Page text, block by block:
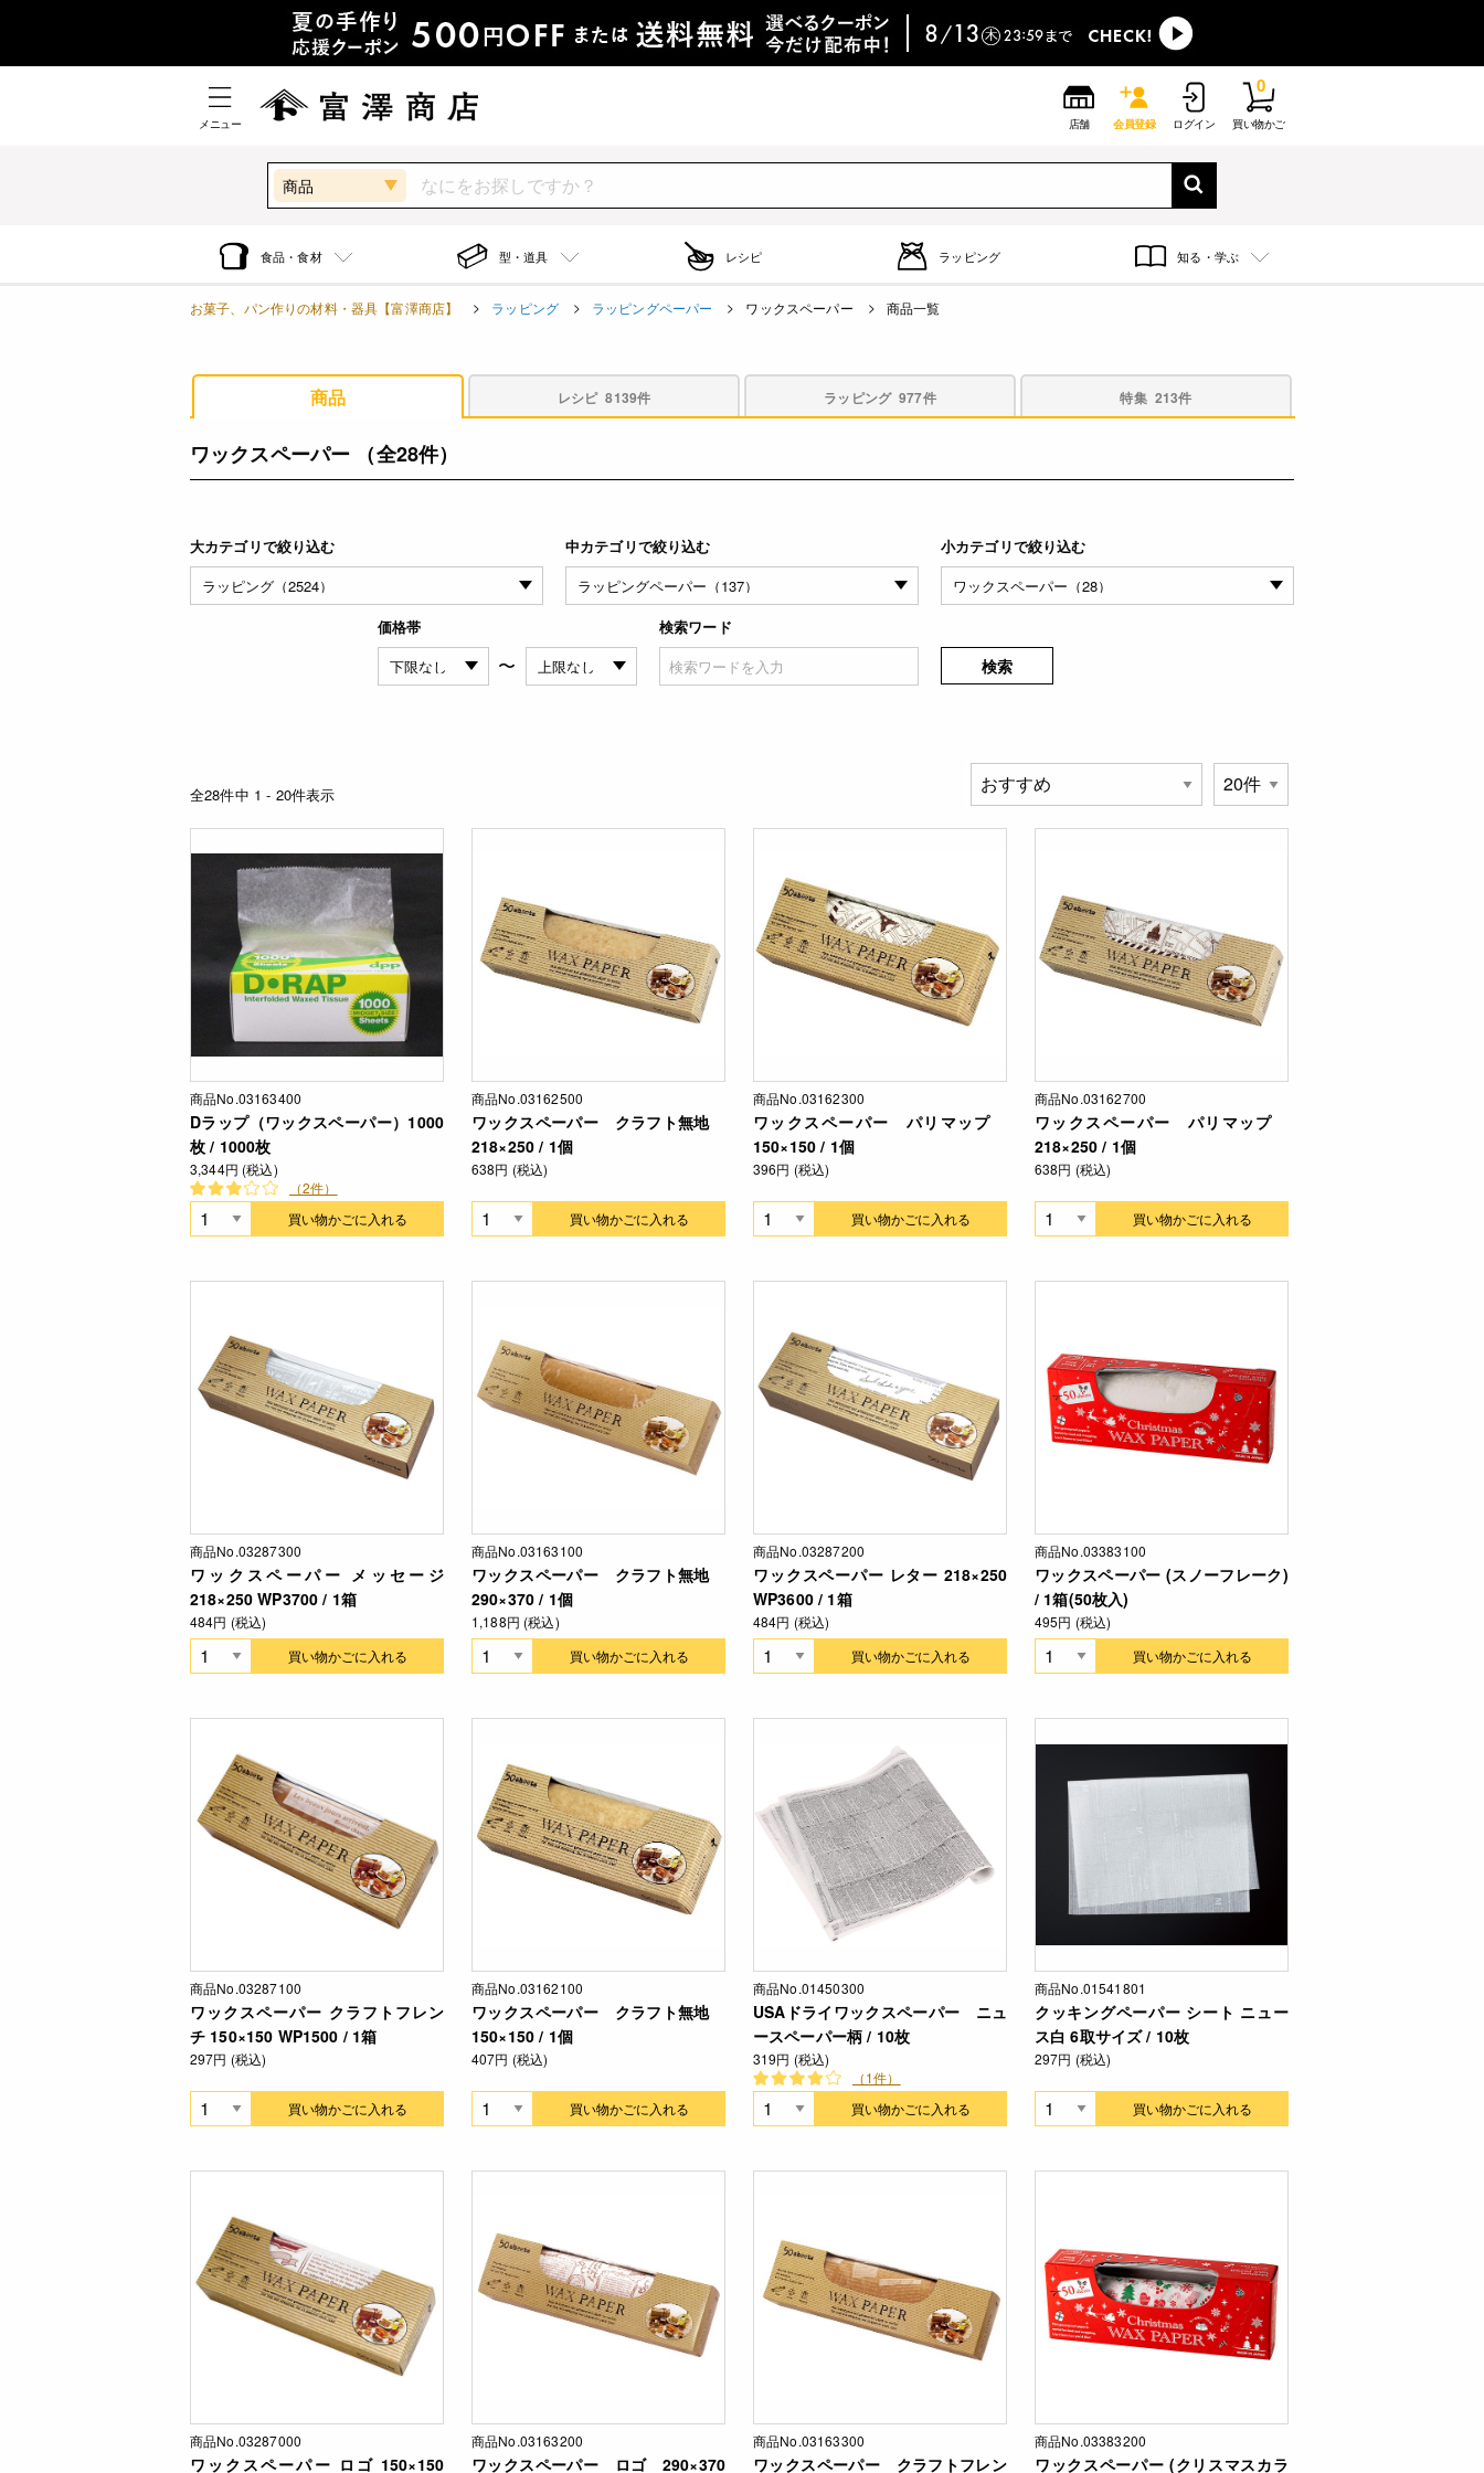
メニュー 店舗 会員登録 ログイン 買い物かご
0
商品
食品・食材 型・道具 レシピ ラッピング 知る・学ぶ
お菓子、パン作りの材料・器具【富澤商店】 ラッピング ラッピングペーパー ワックスペーパー 商品一覧
商品 レシピ 8139件 ラッピング 977件 特集 213件
ワックスペーパー （全28件）
大カテゴリで絞り込む 中カテゴリで絞り込む 小カテゴリで絞り込む
価格帯
〜
検索ワード
検索
全28件中 1 - 20件表示
商品No.03163400
Dラップ（ワックスペーパー）1000
枚 / 1000枚
3,344円 (税込)
（2件）
買い物かごに入れる
商品No.03162500
ワックスペーパー クラフト無地
218×250 / 1個
638円 (税込)
買い物かごに入れる
商品No.03162300
ワックスペーパー パリマップ
150×150 / 1個
396円 (税込)
買い物かごに入れる
商品No.03162700
ワックスペーパー パリマップ
218×250 / 1個
638円 (税込)
買い物かごに入れる
商品No.03287300
ワックスペーパー メッセージ
218×250 WP3700 / 1箱
484円 (税込)
買い物かごに入れる
商品No.03163100
ワックスペーパー クラフト無地
290×370 / 1個
1,188円 (税込)
買い物かごに入れる
商品No.03287200
ワックスペーパー レター 218×250
WP3600 / 1箱
484円 (税込)
買い物かごに入れる
商品No.03383100
ワックスペーパー (スノーフレーク)
/ 1箱(50枚入)
495円 (税込)
買い物かごに入れる
商品No.03287100
ワックスペーパー クラフトフレン
チ 150×150 WP1500 / 1箱
297円 (税込)
買い物かごに入れる
商品No.03162100
ワックスペーパー クラフト無地
150×150 / 1個
407円 (税込)
買い物かごに入れる
商品No.01450300
USAドライワックスペーパー ニュ
ースペーパー柄 / 10枚
319円 (税込)
（1件）
買い物かごに入れる
商品No.01541801
クッキングペーパー シート ニュー
ス白 6取サイズ / 10枚
297円 (税込)
買い物かごに入れる
商品No.03287000
ワックスペーパー ロゴ 150×150
商品No.03163200
ワックスペーパー ロゴ 290×370
商品No.03163300
ワックスペーパー クラフトフレン
商品No.03383200
ワックスペーパー (クリスマスカラ